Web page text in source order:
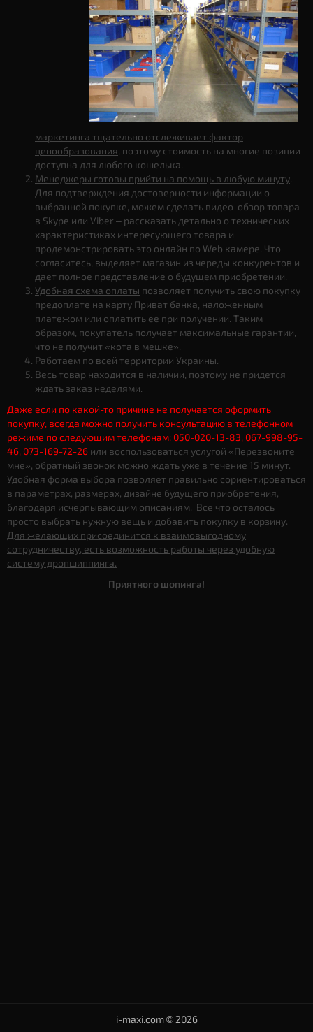
маркетинга тщательно отслеживает фактор
ценообразования, поэтому стоимость на многие позиции
доступна для любого кошелька.
Менеджеры готовы прийти на помощь в любую минуту.
Для подтверждения достоверности информации о
выбранной покупке, можем сделать видео-обзор товара
в Skype или Viber – рассказать детально о технических
характеристиках интересующего товара и
продемонстрировать это онлайн по Web камере. Что
согласитесь, выделяет магазин из череды конкурентов и
дает полное представление о будущем приобретении.
Удобная схема оплаты позволяет получить свою покупку
предоплате на карту Приват банка, наложенным
платежом или оплатить ее при получении. Таким
образом, покупатель получает максимальные гарантии,
что не получит «кота в мешке».
Работаем по всей территории Украины.
Весь товар находится в наличии, поэтому не придется
ждать заказ неделями.
Даже если по какой-то причине не получается оформить
покупку, всегда можно получить консультацию в телефонном
режиме по следующим телефонам: 050-020-13-83, 067-998-95-
46, 073-169-72-26 или воспользоваться услугой «Перезвоните
мне», обратный звонок можно ждать уже в течение 15 минут.
Удобная форма выбора позволяет правильно сориентироваться
в параметрах, размерах, дизайне будущего приобретения,
благодаря исчерпывающим описаниям. Все что осталось
просто выбрать нужную вещь и добавить покупку в корзину.
Для желающих присоединится к взаимовыгодному
сотрудничеству, есть возможность работы через удобную
систему дропшиппинга.
Приятного шопинга!
i-maxi.com © 2026